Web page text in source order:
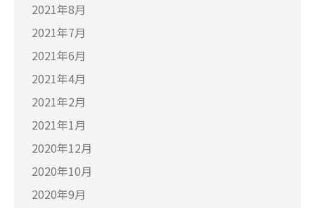
2021年8月
2021年7月
2021年6月
2021年4月
2021年2月
2021年1月
2020年12月
2020年10月
2020年9月